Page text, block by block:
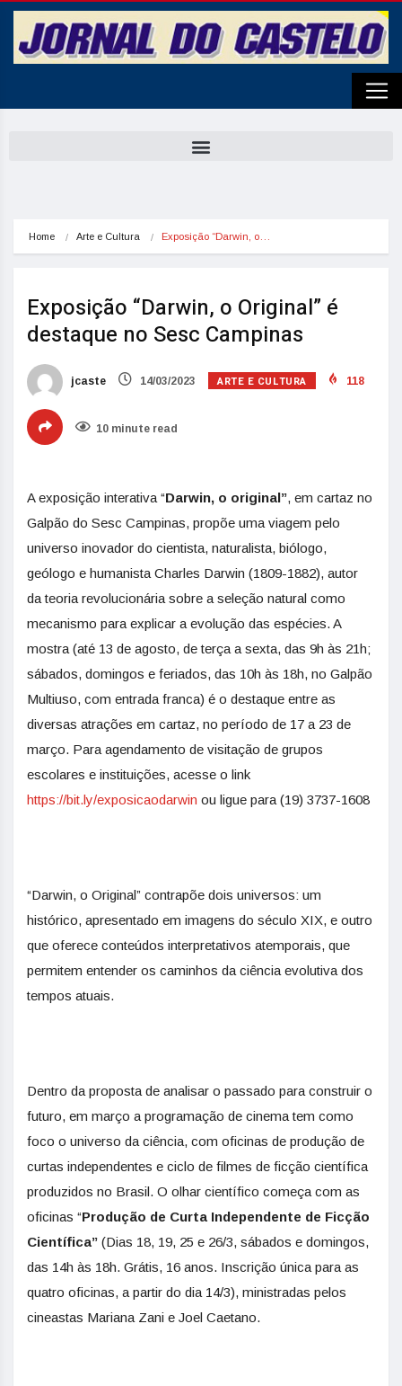
Home Arte e Cultura Exposição “Darwin, o…
Exposição “Darwin, o Original” é
destaque no Sesc Campinas
jcaste 14/03/2023 ARTE E CULTURA 118
10 minute read
A exposição interativa “Darwin, o original”, em cartaz no
Galpão do Sesc Campinas, propõe uma viagem pelo
universo inovador do cientista, naturalista, biólogo,
geólogo e humanista Charles Darwin (1809-1882), autor
da teoria revolucionária sobre a seleção natural como
mecanismo para explicar a evolução das espécies. A
mostra (até 13 de agosto, de terça a sexta, das 9h às 21h;
sábados, domingos e feriados, das 10h às 18h, no Galpão
Multiuso, com entrada franca) é o destaque entre as
diversas atrações em cartaz, no período de 17 a 23 de
março. Para agendamento de visitação de grupos
escolares e instituições, acesse o link
https://bit.ly/exposicaodarwin ou ligue para (19) 3737-1608
“Darwin, o Original” contrapõe dois universos: um
histórico, apresentado em imagens do século XIX, e outro
que oferece conteúdos interpretativos atemporais, que
permitem entender os caminhos da ciência evolutiva dos
tempos atuais.
Dentro da proposta de analisar o passado para construir o
futuro, em março a programação de cinema tem como
foco o universo da ciência, com oficinas de produção de
curtas independentes e ciclo de filmes de ficção científica
produzidos no Brasil. O olhar científico começa com as
oficinas “Produção de Curta Independente de Ficção
Científica” (Dias 18, 19, 25 e 26/3, sábados e domingos,
das 14h às 18h. Grátis, 16 anos. Inscrição única para as
quatro oficinas, a partir do dia 14/3), ministradas pelos
cineastas Mariana Zani e Joel Caetano.